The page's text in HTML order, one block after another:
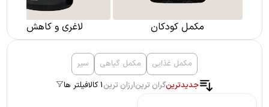
مکمل کودکان لاغری و کاهش وزن
مکمل غذایی مکمل گیاهی
سیر
جدیدترینگران ترینارزان ترین1 کالا فیلتر ها